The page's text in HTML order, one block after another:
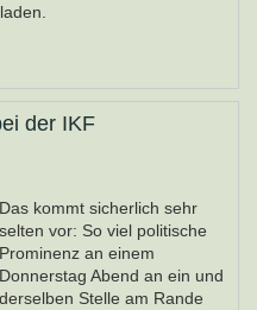
der IKF
Das kommt sicherlich sehr
selten vor: So viel politische
Prominenz an einem
Donnerstag Abend an ein und
derselben Stelle am Rande